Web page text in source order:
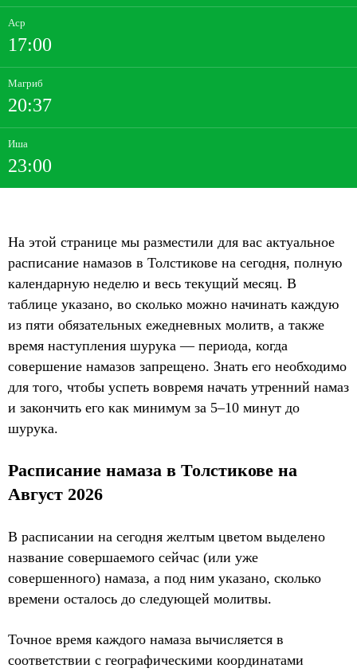
Аср
17:00
Магриб
20:37
Иша
23:00
На этой странице мы разместили для вас актуальное
расписание намазов в Толстикове на сегодня, полную
календарную неделю и весь текущий месяц. В
таблице указано, во сколько можно начинать каждую
из пяти обязательных ежедневных молитв, а также
время наступления шурука — периода, когда
совершение намазов запрещено. Знать его необходимо
для того, чтобы успеть вовремя начать утренний намаз
и закончить его как минимум за 5–10 минут до
шурука.
Расписание намаза в Толстикове на
Август 2026
В расписании на сегодня желтым цветом выделено
название совершаемого сейчас (или уже
совершенного) намаза, а под ним указано, сколько
времени осталось до следующей молитвы.
Точное время каждого намаза вычисляется в
соответствии с географическими координатами